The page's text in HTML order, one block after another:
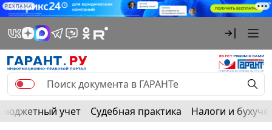
РЕКЛАМА
Бюджетный учет Судебная практика Налоги и